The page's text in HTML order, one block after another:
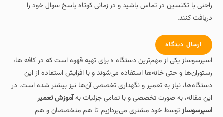
راحتی با تکنسین در تماس باشید و در زمانی کوتاه پاسخ سوال خود را
دریافت کنند.
ارسال دیدگاه
اسپرسوساز یکی از مهم‌ترین دستگاه‌ ه برای تهیه قهوه است که در کافه‌ ها،
رستوران‌ها و حتی خانه‌ها استفاده می‌شوند و با افزایش استفاده از این
دستگاه‌ها، نیاز به تعمیر و نگهداری تخصصی آن‌ها نیز بیشتر شده است. در
این مقاله، به‌ صورت تخصصی و با تمامی جزئیات بهآموزش تعمیر
اسپرسوسازتوسط خود مشتری می‌پردازیم تا هم متخصصان و هم